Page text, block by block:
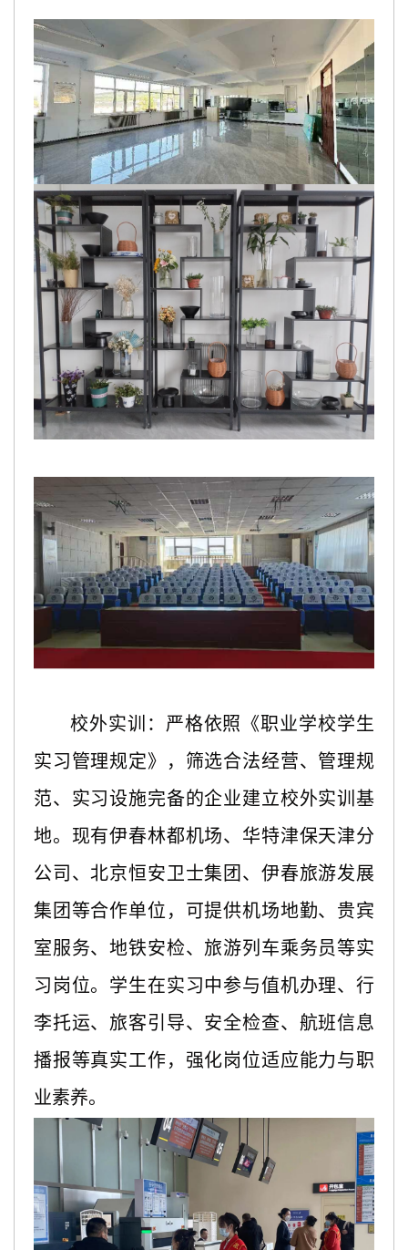
校外实训：严格依照《职业学校学生
实习管理规定》，筛选合法经营、管理规
范、实习设施完备的企业建立校外实训基
地。现有伊春林都机场、华特津保天津分
公司、北京恒安卫士集团、伊春旅游发展
集团等合作单位，可提供机场地勤、贵宾
室服务、地铁安检、旅游列车乘务员等实
习岗位。学生在实习中参与值机办理、行
李托运、旅客引导、安全检查、航班信息
播报等真实工作，强化岗位适应能力与职
业素养。